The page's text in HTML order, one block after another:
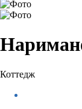
Коттедж